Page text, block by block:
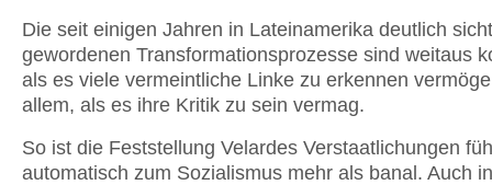
Die seit einigen Jahren in Lateinamerika deutlich
gewordenen Transformationsprozesse sind weitaus
als es viele vermeintliche Linke zu erkennen
allem, als es ihre Kritik zu sein vermag.
So ist die Feststellung Velardes Verstaatlichungen
automatisch zum Sozialismus mehr als banal. Auch